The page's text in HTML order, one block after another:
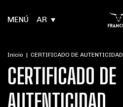
MENÚ AR
Inicio | CERTIFICADO DE AUTENTICIDAD
CERTIFICADO DE
AUTENTICIDAD